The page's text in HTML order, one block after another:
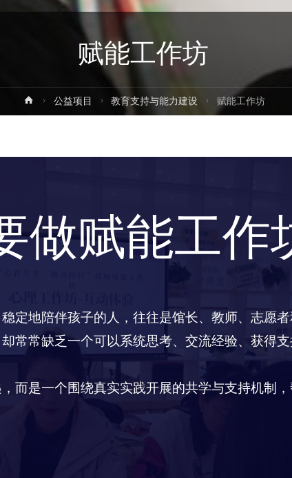
赋能工作坊
首
页
公益项目 教育支持与能力建设 赋能工作坊
做赋能工作
定地陪伴孩子的人，往往是馆长、教师、志愿者
常常缺乏一个可以系统思考、交流经验、获得支
而是一个围绕真实实践开展的共学与支持机制